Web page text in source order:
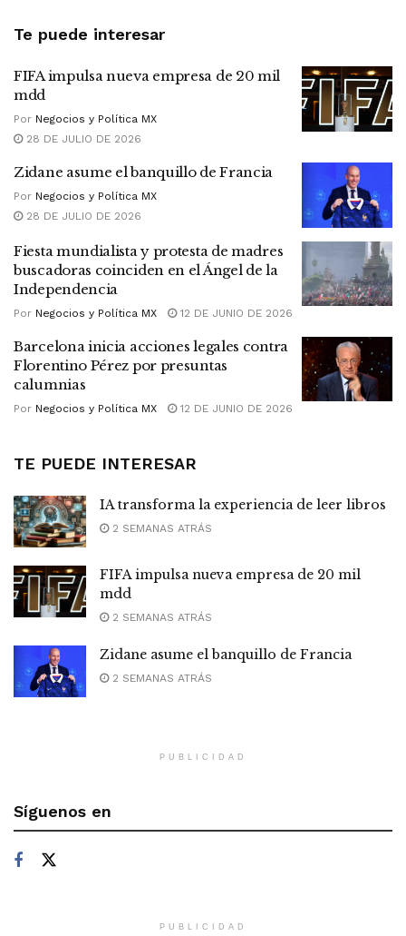
Te puede interesar
FIFA impulsa nueva empresa de 20 mil
mdd
Por Negocios y Política MX
28 DE JULIO DE 2026
Zidane asume el banquillo de Francia
Por Negocios y Política MX
28 DE JULIO DE 2026
Fiesta mundialista y protesta de madres
buscadoras coinciden en el Ángel de la
Independencia
Por Negocios y Política MX 12 DE JUNIO DE 2026
Barcelona inicia acciones legales contra
Florentino Pérez por presuntas
calumnias
Por Negocios y Política MX 12 DE JUNIO DE 2026
TE PUEDE INTERESAR
IA transforma la experiencia de leer libros
2 SEMANAS ATRÁS
FIFA impulsa nueva empresa de 20 mil
mdd
2 SEMANAS ATRÁS
Zidane asume el banquillo de Francia
2 SEMANAS ATRÁS
PUBLICIDAD
Síguenos en
PUBLICIDAD